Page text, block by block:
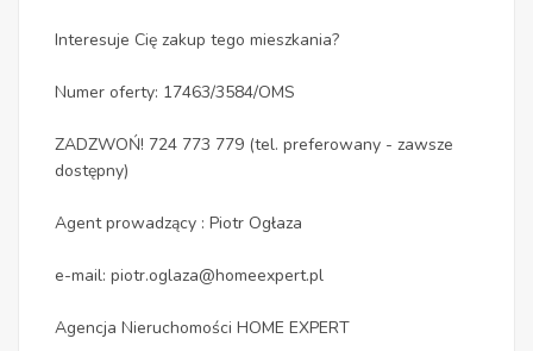
Interesuje Cię zakup tego mieszkania?
Numer oferty: 17463/3584/OMS
ZADZWOŃ! 724 773 779 (tel. preferowany - zawsze
dostępny)
Agent prowadzący : Piotr Ogłaza
e-mail: piotr.oglaza@homeexpert.pl
Agencja Nieruchomości HOME EXPERT